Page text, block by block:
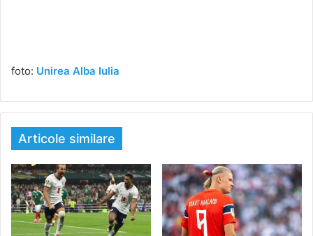
foto: Unirea Alba Iulia
Articole similare